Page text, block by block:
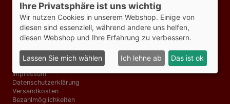
Telefonzeiten
Mo-Fr 09:00-18:00 Uhr
Informationen
AGB
Impressum
Datenschutzerklärung
Versandkosten
Bezahlmöglichkeiten
Ihre Privatsphäre ist uns wichtig
Wir nutzen Cookies in unserem Webshop. Einige von
diesen sind essenziell, während andere uns helfen,
diesen Webshop und Ihre Erfahrung zu verbessern.
Lassen Sie mich wählen Ich lehne ab Das ist ok